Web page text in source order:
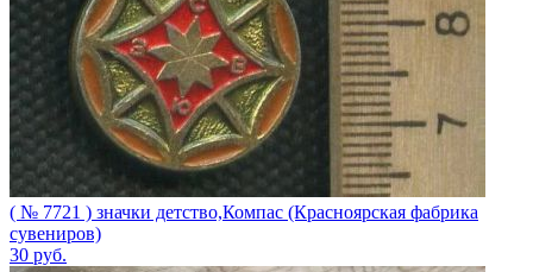
( № 7721 ) значки детство,Компас (Красноярская фабрика
сувениров)
30 руб.